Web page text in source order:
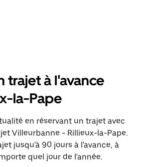
trajet à l'avance
la-Pape
en réservant un trajet avec
Villeurbanne - Rillieux-la-Pape.
jusqu'à 90 jours à l'avance, à
quel jour de l'année.